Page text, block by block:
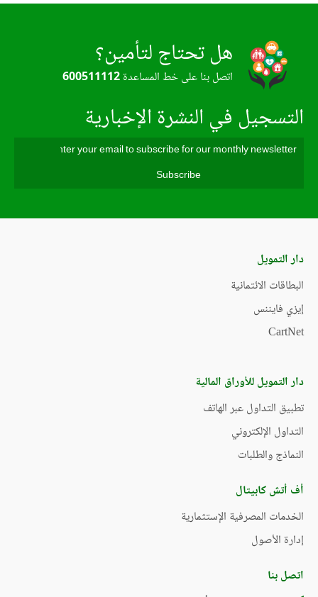
هل تحتاج لتأمين؟
اتصل بنا على خط المساعدة600511112
التسجيل في النشرة الإخبارية
دار التمويل
البطاقات الائتمانية
إيزي فايننس
CartNet
دار التمويل للأوراق المالية
تطبيق التداول عبر الهاتف
التداول الإلكتروني
النماذج والطلبات
أف أتش كابيتال
الخدمات المصرفية الإستثمارية
إدارة الأصول
اتصل بنا